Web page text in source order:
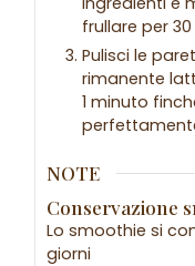
frullare per
Pulisci le
rimanente
1 minuto
NOTE
Conservazione
Lo smoothie si
giorni